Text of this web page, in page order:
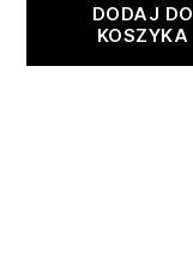
DODAJ DO
KOSZYKA